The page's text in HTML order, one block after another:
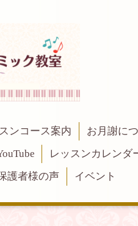
ンコース案内
お月謝に
レッスンカレンダ
護者様の声 イベント